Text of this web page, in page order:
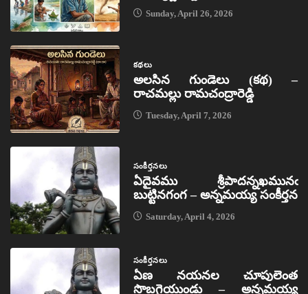
Sunday, April 26, 2026
కథలు
అలసిన గుండెలు (కథ) –
రాచమల్లు రామచంద్రారెడ్డి
Tuesday, April 7, 2026
సంకీర్తనలు
ఏదైవము శ్రీపాదన్నఖమునఁ
బుట్టినగంగ – అన్నమయ్య సంకీర్తన
Saturday, April 4, 2026
సంకీర్తనలు
ఏణ నయనల చూపులెంత
సొబగైయుండు – అన్నమయ్య